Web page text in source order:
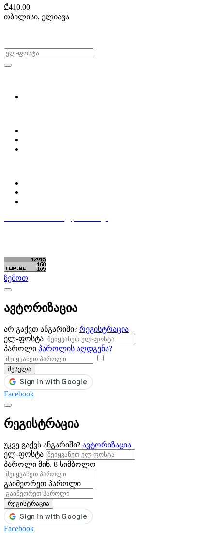
₾410.00
თბილისი, ელიავა
ზემოთ
ავტორიზაცია
არ გაქვთ ანგარიში? რეგისტრაცია
ელ-ფოსტა
პაროლი პაროლის აღდგენა?
შესვლა
Facebook
რეგისტრაცია
უკვე გაქვს ანგარიში? ავტორიზაცია
ელ-ფოსტა
პაროლი მინ. 8 სიმბოლო
გაიმეორეთ პაროლი
რეგისტრაცია
Facebook